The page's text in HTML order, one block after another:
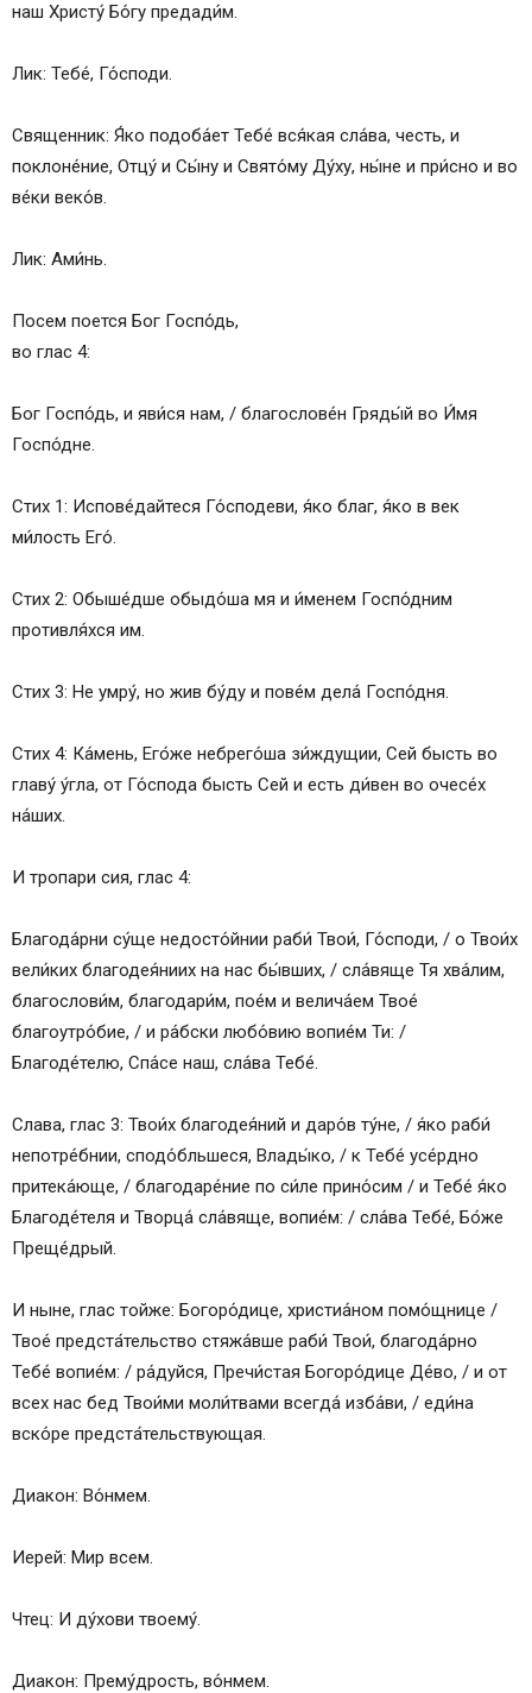
наш Христу́ Бо́гу предади́м.
Лик: Тебе́, Го́споди.
Священник: Я́ко подоба́ет Тебе́ вся́кая сла́ва, честь, и
поклоне́ние, Отцу́ и Сы́ну и Свято́му Ду́ху, ны́не и при́сно и во
ве́ки веко́в.
Лик: Ами́нь.
Посем поется Бог Госпо́дь,
во глас 4:
Бог Госпо́дь, и яви́ся нам, / благослове́н Гряды́й во И́мя
Госпо́дне.
Стих 1: Испове́дайтеся Го́сподеви, я́ко благ, я́ко в век
ми́лость Его́.
Стих 2: Обыше́дше обыдо́ша мя и и́менем Госпо́дним
противля́хся им.
Стих 3: Не умру́, но жив бу́ду и пове́м дела́ Госпо́дня.
Стих 4: Ка́мень, Его́же небрего́ша зи́ждущии, Сей бысть во
главу́ у́гла, от Го́спода бысть Сей и есть ди́вен во очесе́х
на́ших.
И тропари сия, глас 4:
Благода́рни су́ще недосто́йнии раби́ Твои́, Го́споди, / о Твои́х
вели́ких благодея́ниих на нас бы́вших, / сла́вяще Тя хва́лим,
благослови́м, благодари́м, пое́м и велича́ем Твое́
благоутро́бие, / и ра́бски любо́вию вопие́м Ти: /
Благоде́телю, Спа́се наш, сла́ва Тебе́.
Слава, глас 3: Твои́х благодея́ний и даро́в ту́не, / я́ко раби́
непотре́бнии, сподо́бльшеся, Влады́ко, / к Тебе́ усе́рдно
притека́юще, / благодаре́ние по си́ле прино́сим / и Тебе́ я́ко
Благоде́теля и Творца́ сла́вяще, вопие́м: / сла́ва Тебе́, Бо́же
Преще́дрый.
И ныне, глас тойже: Богоро́дице, христиа́ном помо́щнице /
Твое́ предста́тельство стяжа́вше раби́ Твои́, благода́рно
Тебе́ вопие́м: / ра́дуйся, Пречи́стая Богоро́дице Де́во, / и от
всех нас бед Твои́ми моли́твами всегда́ изба́ви, / еди́на
вско́ре предста́тельствующая.
Диакон: Во́нмем.
Иерей: Мир всем.
Чтец: И ду́хови твоему́.
Диакон: Прему́дрость, во́нмем.